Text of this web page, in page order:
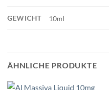
GEWICHT 10ml
ÄHNLICHE PRODUKTE